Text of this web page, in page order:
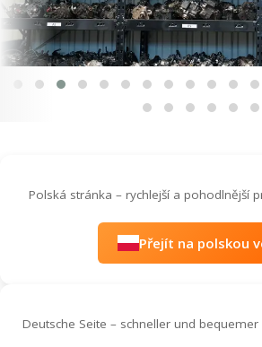
Polská stránka – rychlejší a pohodlnější
Přejít na polskou
Deutsche Seite – schneller und